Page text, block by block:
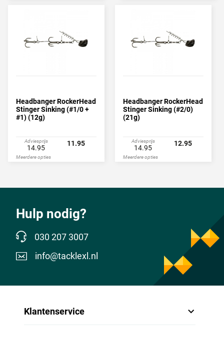
Headbanger RockerHead
Stinger Sinking (#1/0 +
#1) (12g)
Adviesprijs
14.95
11.95
Meerdere opties
Headbanger RockerHead
Stinger Sinking (#2/0)
(21g)
Adviesprijs
14.95
12.95
Meerdere opties
Hulp nodig?
030 207 3007
info@tacklexl.nl
Klantenservice